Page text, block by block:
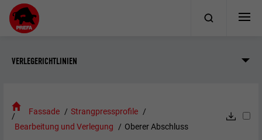
VERLEGERICHTLINIEN
Fassade
Strangpressprofile
Bearbeitung und Verlegung
Oberer Abschluss